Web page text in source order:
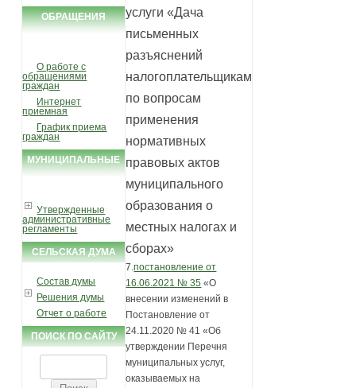
ОБРАЩЕНИЯ
О работе с
обращениями
граждан
Интернет
приемная
График приема
граждан
МУНИЦИПАЛЬНЫЕ
Утвержденные
административные
регламенты
СЕЛЬСКАЯ ДУМА
Состав думы
Решения думы
Отчет о работе
ПОИСК ПО САЙТУ
услуги «Дача
письменных
разъяснений
налогоплательщикам
по вопросам
применения
нормативных
правовых актов
муниципального
образования о
местных налогах и
сборах»
7.постановление от
16.06.2021 № 35 «О
внесении изменений в
Постановление от
24.11.2020 № 41 «Об
утверждении Перечня
муниципальных услуг,
оказываемых на